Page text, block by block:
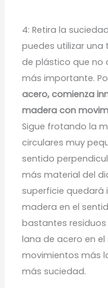
4: Retira la suciedad
puedes utilizar
de plástico que no
más importante.
acero, comienza
madera con
Sigue frotando la
circulares muy
sentido
más material del
superficie quedará
madera en el
bastantes
lana de acero en
movimientos más
más suciedad.